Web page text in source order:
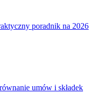
poradnik na 2026
umów i składek